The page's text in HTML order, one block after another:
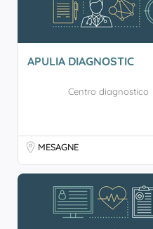
APULIA DIAGNOSTIC
Centro diagnostico
MESAGNE